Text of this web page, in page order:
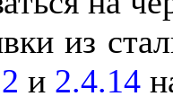
из
и 2.4.14